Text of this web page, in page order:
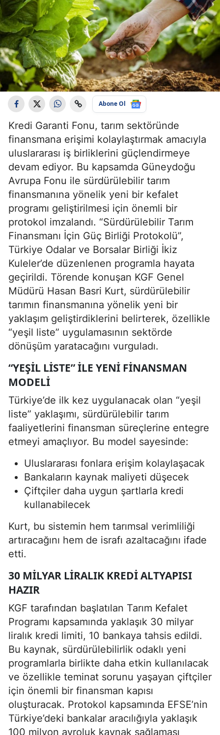
Abone Ol
Kredi Garanti Fonu, tarım sektöründe
finansmana erişimi kolaylaştırmak amacıyla
uluslararası iş birliklerini güçlendirmeye
devam ediyor. Bu kapsamda Güneydoğu
Avrupa Fonu ile sürdürülebilir tarım
finansmanına yönelik yeni bir kefalet
programı geliştirilmesi için önemli bir
protokol imzalandı. “Sürdürülebilir Tarım
Finansmanı İçin Güç Birliği Protokolü”,
Türkiye Odalar ve Borsalar Birliği İkiz
Kuleler’de düzenlenen programla hayata
geçirildi. Törende konuşan KGF Genel
Müdürü Hasan Basri Kurt, sürdürülebilir
tarımın finansmanına yönelik yeni bir
yaklaşım geliştirdiklerini belirterek, özellikle
“yeşil liste” uygulamasının sektörde
dönüşüm yaratacağını vurguladı.
“YEŞIL LISTE” ILE YENI FINANSMAN
MODELI
Türkiye’de ilk kez uygulanacak olan “yeşil
liste” yaklaşımı, sürdürülebilir tarım
faaliyetlerini finansman süreçlerine entegre
etmeyi amaçlıyor. Bu model sayesinde:
Uluslararası fonlara erişim kolaylaşacak
Bankaların kaynak maliyeti düşecek
Çiftçiler daha uygun şartlarla kredi
kullanabilecek
Kurt, bu sistemin hem tarımsal verimliliği
artıracağını hem de israfı azaltacağını ifade
etti.
30 MILYAR LIRALIK KREDI ALTYAPISI
HAZIR
KGF tarafından başlatılan Tarım Kefalet
Programı kapsamında yaklaşık 30 milyar
liralık kredi limiti, 10 bankaya tahsis edildi.
Bu kaynak, sürdürülebilirlik odaklı yeni
programlarla birlikte daha etkin kullanılacak
ve özellikle teminat sorunu yaşayan çiftçiler
için önemli bir finansman kapısı
oluşturacak. Protokol kapsamında EFSE’nin
Türkiye’deki bankalar aracılığıyla yaklaşık
100 milyon avroluk kaynak sağlaması